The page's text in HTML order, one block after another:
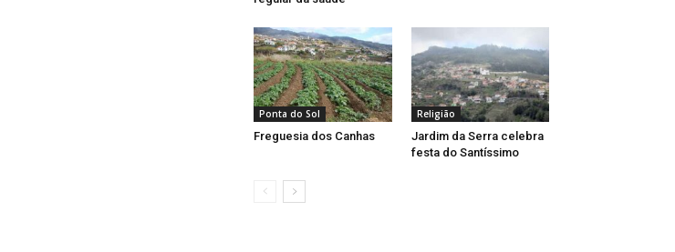
Ponta do Sol
Freguesia dos Canhas
Religião
Jardim da Serra celebra
festa do Santíssimo